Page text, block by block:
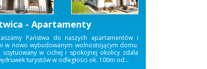
Gościnne u Pawła. Paweł
zapraszamy do wynajęcia naszych pokoi
apartamentu w miejscowości Krynica Morska -
Obiekt znajduje się w cichej i spokojnej okolicy